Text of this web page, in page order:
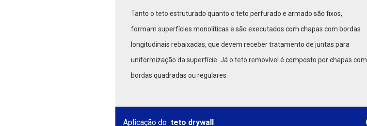
Tanto o teto estruturado quanto o teto perfurado e armado são fixos,
formam superfícies monolíticas e são executados com chapas com bordas
longitudinais rebaixadas, que devem receber tratamento de juntas para
uniformização da superfície. Já o teto removível é composto por chapas com
bordas quadradas ou regulares.
Aplicação do teto drywall